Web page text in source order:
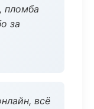
пломба
за
всё